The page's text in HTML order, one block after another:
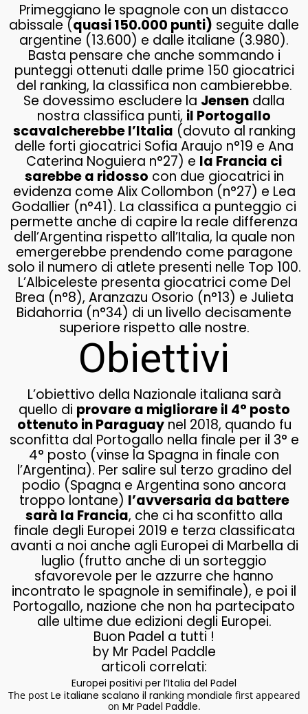
Primeggiano le spagnole con un distacco
abissale (quasi 150.000 punti) seguite dalle
argentine (13.600) e dalle italiane (3.980).
Basta pensare che anche sommando i
punteggi ottenuti dalle prime 150 giocatrici
del ranking, la classifica non cambierebbe.
Se dovessimo escludere la Jensen dalla
nostra classifica punti, il Portogallo
scavalcherebbe l’Italia (dovuto al ranking
delle forti giocatrici Sofia Araujo n°19 e Ana
Caterina Noguiera n°27) e la Francia ci
sarebbe a ridosso con due giocatrici in
evidenza come Alix Collombon (n°27) e Lea
Godallier (n°41). La classifica a punteggio ci
permette anche di capire la reale differenza
dell’Argentina rispetto all’Italia, la quale non
emergerebbe prendendo come paragone
solo il numero di atlete presenti nelle Top 100.
L’Albiceleste presenta giocatrici come Del
Brea (n°8), Aranzazu Osorio (n°13) e Julieta
Bidahorria (n°34) di un livello decisamente
superiore rispetto alle nostre.
Obiettivi
L’obiettivo della Nazionale italiana sarà
quello di provare a migliorare il 4° posto
ottenuto in Paraguaynel 2018, quando fu
sconfitta dal Portogallo nella finale per il 3° e
4° posto (vinse la Spagna in finale con
l’Argentina). Per salire sul terzo gradino del
podio (Spagna e Argentina sono ancora
troppo lontane) l’avversaria da battere
sarà la Francia, che ci ha sconfitto alla
finale degli Europei 2019 e terza classificata
avanti a noi anche agli Europei di Marbella di
luglio (frutto anche di un sorteggio
sfavorevole per le azzurre che hanno
incontrato le spagnole in semifinale), e poi il
Portogallo, nazione che non ha partecipato
alle ultime due edizioni degli Europei.
Buon Padel a tutti !
by Mr Padel Paddle
articoli correlati:
Europei positivi per l’Italia del Padel
The post Le italiane scalano il ranking mondiale first appeared
on Mr Padel Paddle.